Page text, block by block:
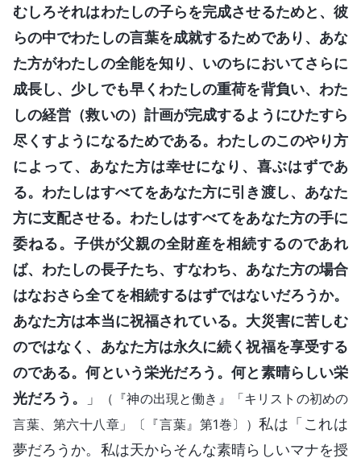
むしろそれはわたしの子らを完成させるためと、彼
らの中でわたしの言葉を成就するためであり、あな
た方がわたしの全能を知り、いのちにおいてさらに
成長し、少しでも早くわたしの重荷を背負い、わた
しの経営（救いの）計画が完成するようにひたすら
尽くすようになるためである。わたしのこのやり方
によって、あなた方は幸せになり、喜ぶはずであ
る。わたしはすべてをあなた方に引き渡し、あなた
方に支配させる。わたしはすべてをあなた方の手に
委ねる。子供が父親の全財産を相続するのであれ
ば、わたしの長子たち、すなわち、あなた方の場合
はなおさら全てを相続するはずではないだろうか。
あなた方は本当に祝福されている。大災害に苦しむ
のではなく、あなた方は永久に続く祝福を享受する
のである。何という栄光だろう。何と素晴らしい栄
光だろう。
」
（『神の出現と働き』「キリストの初めの
言葉、第六十八章」〔『言葉』第1巻〕）私は「これは
夢だろうか。私は天からそんな素晴らしいマナを授